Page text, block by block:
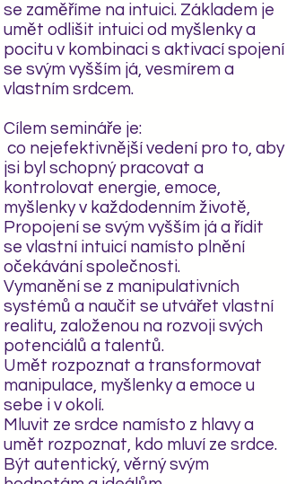
se zaměříme na intuici. Základem je
umět odlišit intuici od myšlenky a
pocitu v kombinaci s aktivací spojení
se svým vyšším já, vesmírem a
vlastním srdcem.
Cílem semináře je:
co nejefektivnější vedení pro to, aby
jsi byl schopný pracovat a
kontrolovat energie, emoce,
myšlenky v každodenním životě,
Propojení se svým vyšším já a řídit
se vlastní intuicí namísto plnění
očekávání společnosti.
Vymanění se z manipulativních
systémů a naučit se utvářet vlastní
realitu, založenou na rozvoji svých
potenciálů a talentů.
Umět rozpoznat a transformovat
manipulace, myšlenky a emoce u
sebe i v okolí.
Mluvit ze srdce namísto z hlavy a
umět rozpoznat, kdo mluví ze srdce.
Být autentický, věrný svým